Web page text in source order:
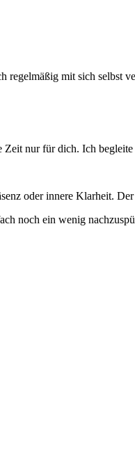
mit sich selbst
nur für dich. Ich
oder innere Klarheit.
noch ein wenig